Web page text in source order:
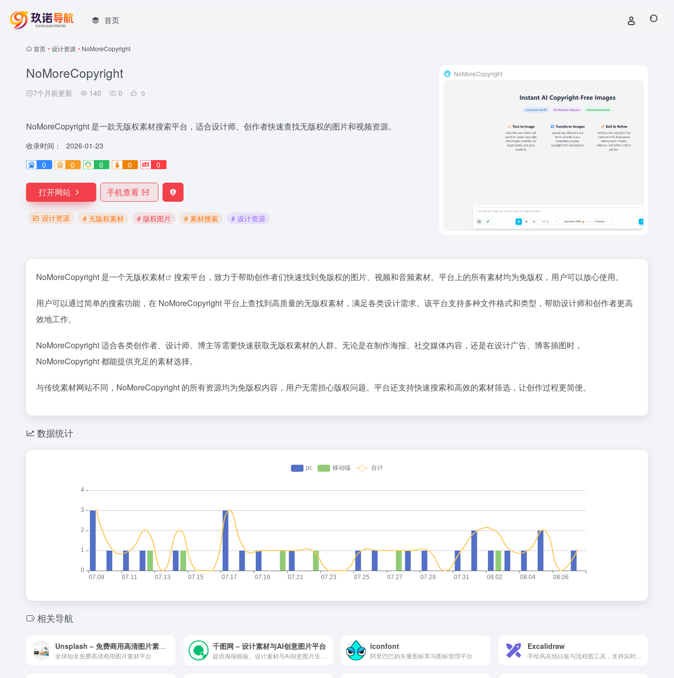
首页
首页 • 设计资源 • NoMoreCopyright
NoMoreCopyright
7个月前更新 140 0 0
NoMoreCopyright 是一款无版权素材搜索平台，适合设计师、创作者快速查找无版权的图片和视频资源。
收录时间：
2026-01-23
0
0 0 0 0
打开网站 手机查看
设计资源 # 无版权素材 # 版权图片 # 素材搜索 # 设计资源
NoMoreCopyright
NoMoreCopyright 是一个无版权素材 搜索平台，致力于帮助创作者们快速找到免版权的图片、视频和音频素材。平台上的所有素材均为免版权，用户可以放心使用。
用户可以通过简单的搜索功能，在 NoMoreCopyright 平台上查找到高质量的无版权素材，满足各类设计需求。该平台支持多种文件格式和类型，帮助设计师和创作者更高
效地工作。
NoMoreCopyright 适合各类创作者、设计师、博主等需要快速获取无版权素材的人群。无论是在制作海报、社交媒体内容，还是在设计广告、博客插图时，
NoMoreCopyright 都能提供充足的素材选择。
与传统素材网站不同，NoMoreCopyright 的所有资源均为免版权内容，用户无需担心版权问题。平台还支持快速搜索和高效的素材筛选，让创作过程更简便。
数据统计
相关导航
Unsplash – 免费商用高清图片素材下载平台
全球知名免费高清商用图片素材平台
千图网 – 设计素材与AI创意图片平台 iconfont
阿里巴巴的矢量图标库与图标管理平台
Excalidraw